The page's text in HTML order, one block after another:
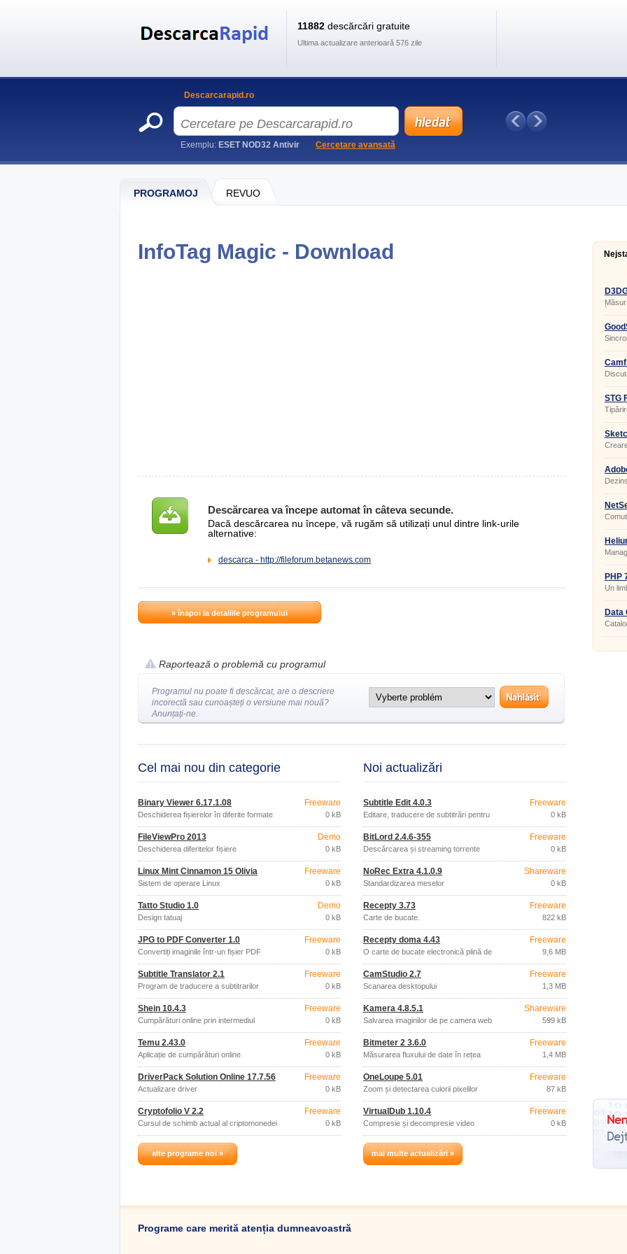
PROGRAMOJ REVUO
InfoTag Magic - Download
Descărcarea va începe automat în câteva secunde.
Dacă descărcarea nu începe, vă rugăm să utilizați unul dintre link-urile
alternative:
descarca - http://fileforum.betanews.com
» înapoi la detaliile programului
Raportează o problemă cu programul
Programul nu poate fi descărcat, are o descriere
incorectă sau cunoașteți o versiune mai nouă?
Anunțați-ne.
Cel mai nou din categorie
Binary Viewer 6.17.1.08
Deschiderea fișierelor în diferite formate
Freeware
0 kB
FileViewPro 2013
Deschiderea diferitelor fișiere
Demo
0 kB
Linux Mint Cinnamon 15 Olivia
Sistem de operare Linux
Freeware
0 kB
Tatto Studio 1.0
Design tatuaj
Demo
0 kB
JPG to PDF Converter 1.0
Convertiți imaginile într-un fișier PDF
Freeware
0 kB
Subtitle Translator 2.1
Program de traducere a subtitrarilor
Freeware
0 kB
Shein 10.4.3
Cumpărături online prin intermediul
Freeware
0 kB
Temu 2.43.0
Aplicație de cumpărături online
Freeware
0 kB
DriverPack Solution Online 17.7.56
Actualizare driver
Freeware
0 kB
Cryptofolio V 2.2
Cursul de schimb actual al criptomonedei
Freeware
0 kB
alte programe noi »
Noi actualizări
Subtitle Edit 4.0.3
Editare, traducere de subtitrări pentru
Freeware
0 kB
BitLord 2.4.6-355
Descărcarea și streaming torrente
Freeware
0 kB
NoRec Extra 4.1.0.9
Standardizarea meselor
Shareware
0 kB
Recepty 3.73
Carte de bucate.
Freeware
822 kB
Recepty doma 4.43
O carte de bucate electronică plină de
Freeware
9,6 MB
CamStudio 2.7
Scanarea desktopului
Freeware
1,3 MB
Kamera 4.8.5.1
Salvarea imaginilor de pe camera web
Shareware
599 kB
Bitmeter 2 3.6.0
Măsurarea fluxului de date în rețea
Freeware
1,4 MB
OneLoupe 5.01
Zoom și detectarea culorii pixelilor
Freeware
87 kB
VirtualDub 1.10.4
Compresie și decompresie video
Freeware
0 kB
mai multe actualizări »
în
STG
PHP
Un
Data
Programe care merită atenția dumneavoastră
11882 descărcări gratuite
Ultima actualizare anterioară 576 zile
Descarcarapid.ro
Exemplu: ESET NOD32 Antivir Cercetare avansată